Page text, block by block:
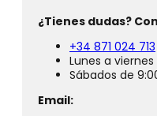
¿Tienes dudas?
+34 871 024 713
Lunes a viernes
Sábados de
Email: